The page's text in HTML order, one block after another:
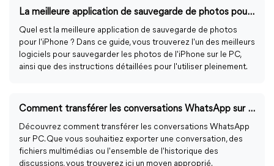
La meilleure application de sauvegarde de photos pour l'iPhone/iPad
Quel est la meilleure application de sauvegarde de photos
pour l'iPhone ? Dans ce guide, vous trouverez l'un des meilleurs
logiciels pour sauvegarder les photos de l'iPhone sur le PC,
ainsi que des instructions détaillées pour l'utiliser pleinement.
Comment transférer les conversations WhatsApp sur PC
Découvrez comment transférer les conversations WhatsApp
sur PC. Que vous souhaitiez exporter une conversation, des
fichiers multimédias ou l'ensemble de l'historique des
discussions, vous trouverez ici un moyen approprié.